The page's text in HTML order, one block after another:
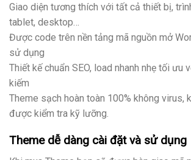
Giao diện tương thích với tất cả thiết bị,
tablet, desktop…
Được code trên nền tảng mã nguồn mở
sử dụng
Thiết kế chuẩn SEO, load nhanh nhẹ tối ưu
kiếm
Theme sạch hoàn toàn 100% không virus,
được kiểm tra kỹ lưỡng.
Theme dễ dàng cài đặt và sử dụng